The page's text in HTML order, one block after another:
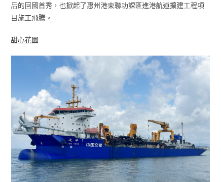
后的回國首秀，也掀起了惠州港東聯功課區進港航道擴建工程項
目施工飛騰。
甜心花園